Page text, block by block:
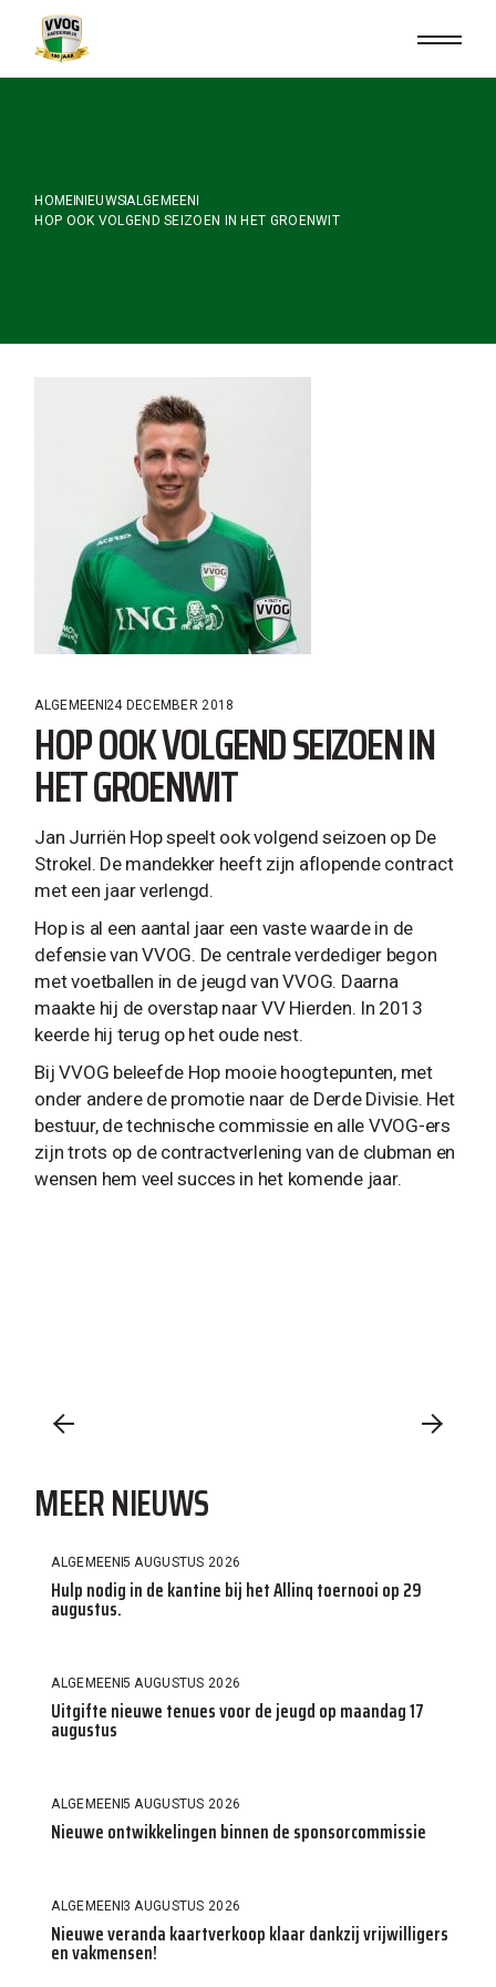
content
HOME NIEUWSALGEMEEN
HOP OOK VOLGEND SEIZOEN IN HET GROENWIT
ALGEMEEN 24 DECEMBER 2018
HOP OOK VOLGEND SEIZOEN IN
HET GROENWIT
Jan Jurriën Hop speelt ook volgend seizoen op De
Strokel. De mandekker heeft zijn aflopende contract
met een jaar verlengd.
Hop is al een aantal jaar een vaste waarde in de
defensie van VVOG. De centrale verdediger begon
met voetballen in de jeugd van VVOG. Daarna
maakte hij de overstap naar VV Hierden. In 2013
keerde hij terug op het oude nest.
Bij VVOG beleefde Hop mooie hoogtepunten, met
onder andere de promotie naar de Derde Divisie. Het
bestuur, de technische commissie en alle VVOG-ers
zijn trots op de contractverlening van de clubman en
wensen hem veel succes in het komende jaar.
MEER NIEUWS
ALGEMEEN5 AUGUSTUS 2026
Hulp nodig in de kantine bij het Allinq toernooi op 29
augustus.
ALGEMEEN5 AUGUSTUS 2026
Uitgifte nieuwe tenues voor de jeugd op maandag 17
augustus
ALGEMEEN5 AUGUSTUS 2026
Nieuwe ontwikkelingen binnen de sponsorcommissie
ALGEMEEN3 AUGUSTUS 2026
Nieuwe veranda kaartverkoop klaar dankzij vrijwilligers
en vakmensen!